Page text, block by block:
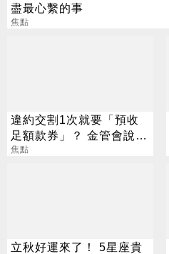
盡最心繫的事
焦點
違約交割1次就要「預收
足額款券」？ 金管會說話
了
焦點
立秋好運來了！ 5星座貴